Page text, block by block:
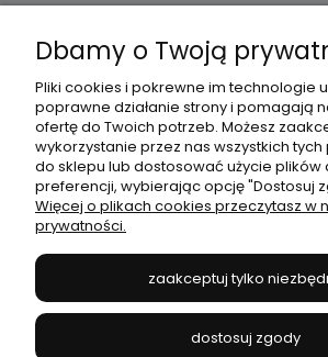
Moje konto
Płatności i dostawa
Informacje
JANEX
504 545 749//E-mail:
Dbamy o Twoją
Pliki cookies i pokrewne im technologie
poprawne działanie strony i pomagają
ofertę do Twoich potrzeb. Możesz
wykorzystanie przez nas wszystkich tych
do sklepu lub dostosować użycie plików
preferencji, wybierając opcję "Dostosuj
Więcej o plikach cookies przeczytasz w
prywatności.
zaakceptuj tylko
dostosuj zgody